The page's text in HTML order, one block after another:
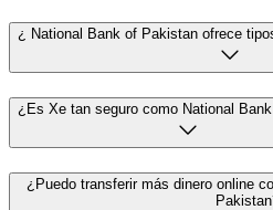
¿ National Bank of Pakistan ofrece
¿Es Xe tan seguro como National
¿Puedo transferir más dinero online